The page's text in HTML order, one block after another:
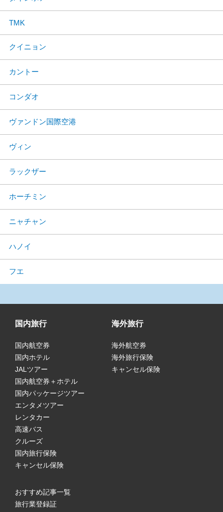
TMK
クイニョン
カントー
コンダオ
ヴァンドン国際空港
ヴィン
ラックザー
ホーチミン
ニャチャン
ハノイ
フエ
国内旅行
国内航空券
国内ホテル
JALツアー
国内航空券＋ホテル
国内パッケージツアー
エンタメツアー
レンタカー
高速バス
クルーズ
国内旅行保険
キャンセル保険
海外旅行
海外航空券
海外旅行保険
キャンセル保険
おすすめ記事一覧
旅行業登録証